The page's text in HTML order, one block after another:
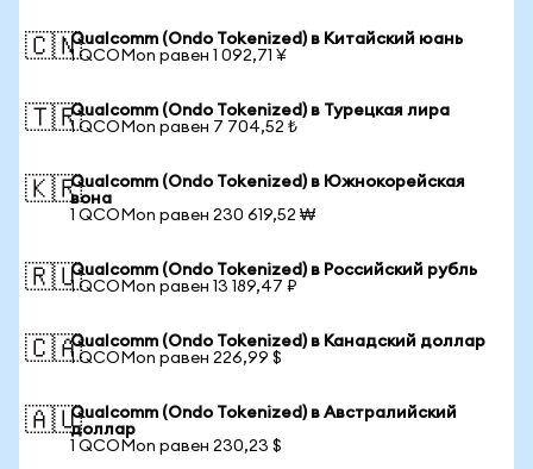
🇨🇳Qualcomm (Ondo Tokenized) в Китайский юань
1 QCOMon равен 1 092,71 ¥
🇹🇷Qualcomm (Ondo Tokenized) в Турецкая лира
1 QCOMon равен 7 704,52 ₺
🇰🇷Qualcomm (Ondo Tokenized) в Южнокорейская
вона
1 QCOMon равен 230 619,52 ₩
🇷🇺Qualcomm (Ondo Tokenized) в Российский рубль
1 QCOMon равен 13 189,47 ₽
🇨🇦Qualcomm (Ondo Tokenized) в Канадский доллар
1 QCOMon равен 226,99 $
🇦🇺Qualcomm (Ondo Tokenized) в Австралийский
доллар
1 QCOMon равен 230,23 $